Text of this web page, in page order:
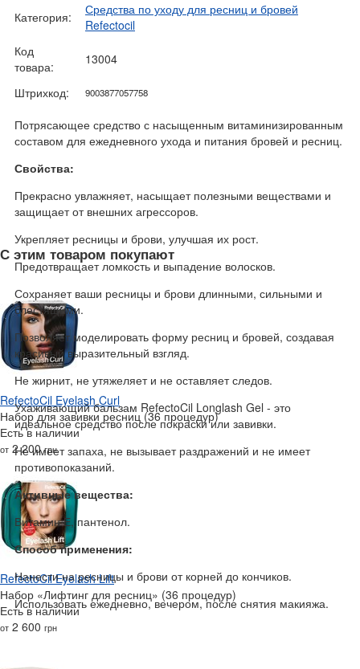
Категория:
Средства по уходу для ресниц и бровей
Refectocil
Код
товара:
13004
Штрихкод: 9003877057758
Потрясающее средство с насыщенным витаминизированным
составом для ежедневного ухода и питания бровей и ресниц.
Свойства:
Прекрасно увлажняет, насыщает полезными веществами и
защищает от внешних агрессоров.
Укрепляет ресницы и брови, улучшая их рост.
Предотвращает ломкость и выпадение волосков.
Сохраняет ваши ресницы и брови длинными, сильными и
блестящими.
Позволяет моделировать форму ресниц и бровей, создавая
красивый выразительный взгляд.
Не жирнит, не утяжеляет и не оставляет следов.
Ухаживающий бальзам RefectoCil Longlash Gel - это
идеальное средство после покраски или завивки.
Не имеет запаха, не вызывает раздражений и не имеет
противопоказаний.
Активные вещества:
Витамин Е, пантенол.
Способ применения:
Нанести на ресницы и брови от корней до кончиков.
Использовать ежедневно, вечером, после снятия макияжа.
С этим товаром покупают
RefectoCil Eyelash Curl
Набор для завивки ресниц (36 процедур)
Есть в наличии
от 2 200грн
RefectoCil Eyelash Lift
Набор «‎‎Лифтинг для ресниц» (36 процедур)
Есть в наличии
от 2 600 грн